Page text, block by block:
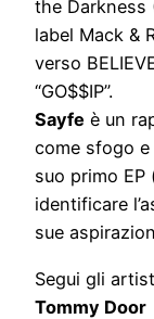
the Darkness
label Mack &
verso
“GO$$IP”.
Sayfe è un
come sfogo
suo primo
identificare
sue
Segui gli
Tommy Door